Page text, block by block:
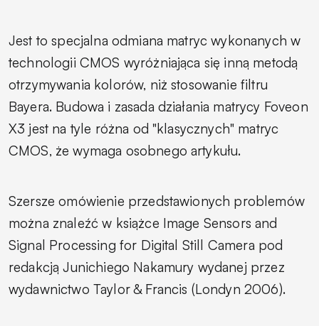
Jest to specjalna odmiana matryc wykonanych w
technologii CMOS wyróżniająca się inną metodą
otrzymywania kolorów, niż stosowanie filtru
Bayera. Budowa i zasada działania matrycy Foveon
X3 jest na tyle różna od "klasycznych" matryc
CMOS, że wymaga osobnego artykułu.
Szersze omówienie przedstawionych problemów
można znaleźć w książce Image Sensors and
Signal Processing for Digital Still Camera pod
redakcją Junichiego Nakamury wydanej przez
wydawnictwo Taylor & Francis (Londyn 2006).